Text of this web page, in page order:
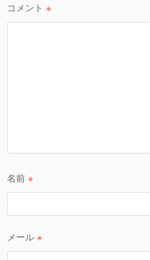
コメント ※
名前 ※
メール ※